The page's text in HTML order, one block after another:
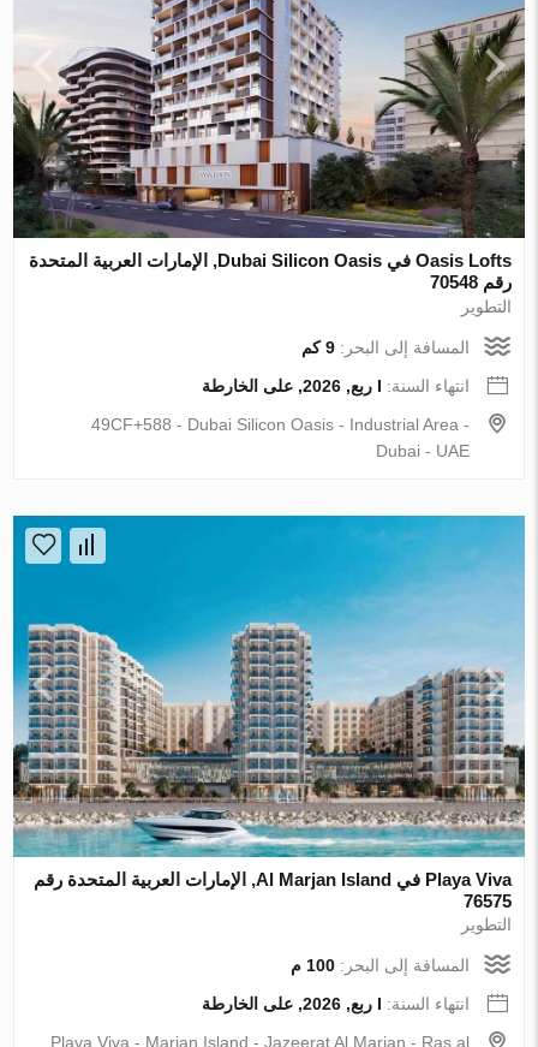
Oasis Lofts في Dubai Silicon Oasis, الإمارات العربية المتحدة
رقم 70548
التطوير
المسافة إلى البحر:9 كم
انتهاء السنة: I ربع, 2026, على الخارطة
49CF+588 - Dubai Silicon Oasis - Industrial Area -
Dubai - UAE
Playa Viva في Al Marjan Island, الإمارات العربية المتحدة رقم
76575
التطوير
المسافة إلى البحر:100 م
انتهاء السنة: I ربع, 2026, على الخارطة
Playa Viva - Marjan Island - Jazeerat Al Marjan - Ras al